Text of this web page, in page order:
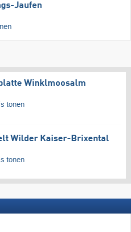
Jaufen
Winklmoosalm
tonen
Wilder Kaiser-Brixental
tonen